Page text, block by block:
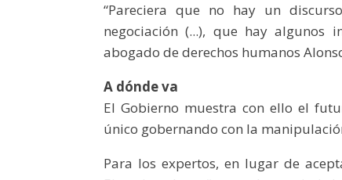
“Pareciera que no hay un
negociación (...), que hay algunos
abogado de derechos humanos
A dónde va
El Gobierno muestra con ello el
único gobernando con la
Para los expertos, en lugar de